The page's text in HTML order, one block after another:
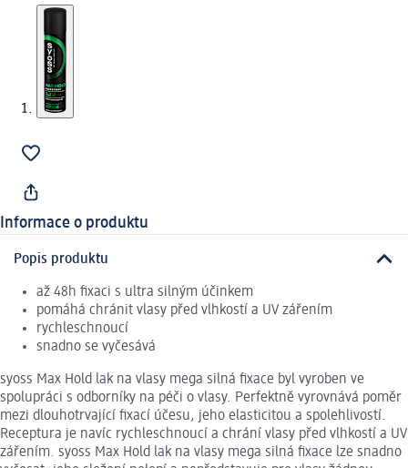
Informace o produktu
Popis produktu
až 48h fixaci s ultra silným účinkem
pomáhá chránit vlasy před vlhkostí a UV zářením
rychleschnoucí
snadno se vyčesává
syoss Max Hold lak na vlasy mega silná fixace byl vyroben ve
spolupráci s odborníky na péči o vlasy. Perfektně vyrovnává poměr
mezi dlouhotrvající fixací účesu, jeho elasticitou a spolehlivostí.
Receptura je navíc rychleschnoucí a chrání vlasy před vlhkostí a UV
zářením. syoss Max Hold lak na vlasy mega silná fixace lze snadno